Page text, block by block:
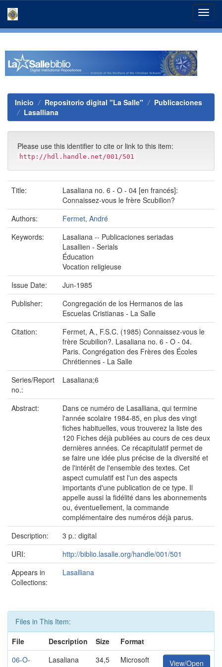
Inicio Repositorio digital "La Salle"
Publicaciones
Lasalliana
Please use this identifier to cite or link to this item:
http://hdl.handle.net/001/501
Title:
Lasaliana no. 6 - O - 04 [en francés]:
Connaissez-vous le frère Scubilion?
Authors:
Fermet, André
Keywords:
Lasaliana -- Publicaciones seriadas
Lasallien - Serials
Éducation
Vocation religieuse
Issue Date:
Jun-1985
Publisher:
Congregación de los Hermanos de las
Escuelas Cristianas - La Salle
Citation:
Fermet, A., F.S.C. (1985) Connaissez-vous le
frère Scubilion?. Lasaliana no. 6 - O - 04.
Paris. Congrégation des Frères des Écoles
Chrétiennes - La Salle
Series/Report
no.:
Lasaliana;6
Abstract:
Dans ce numéro de Lasalliana, qui termine
l'année scolaire 1984-85, en plus des vingt
fiches habituelles, vous trouverez la liste des
120 Fiches déjà publiées au cours de ces deux
dernières années. Ce récapitulatif permet de
se faire une idée plus précise de la diversité et
de l'intérêt de l'ensemble des textes. Cet
aspect cumulatif est l'un des aspects
importants d'une publication de ce type. Il
appelle aussi la fidélité dans les abonnements
ou, éventuellement, la commande
complémentaire des numéros déjà parus.
Description:
3 p.: digital
URI:
http://biblio.lasalle.org/handle/001/501
Appears in
Collections:
Lasalliana
Files in This Item:
File
Description Size
Format
06-O-
Lasaliana
34,5
Microsoft
View/Open